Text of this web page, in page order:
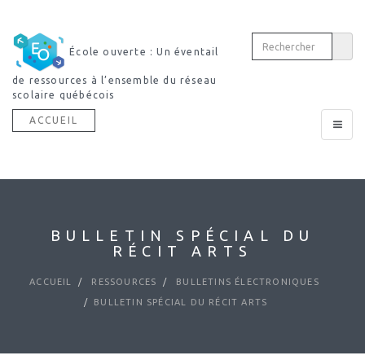
École ouverte : Un éventail
de ressources à l’ensemble du réseau
scolaire québécois
Toggle
ACCUEIL
BULLETIN SPÉCIAL DU
RÉCIT ARTS
ACCUEIL RESSOURCES BULLETINS ÉLECTRONIQUES
BULLETIN SPÉCIAL DU RÉCIT ARTS